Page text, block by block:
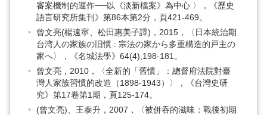
審案機制的運作──以《淡新檔案》為中心 〉，《歷史
語言研究所集刊》第86本第2分，頁421-469。
曾文亮(楊遠寧、松田惠美子譯)，2015，〈日本統治期
台湾人の家族の旧慣 : 宗法の家から多重構造的戸主の
家へ〉，《名城法學》64(4),198-181。
曾文亮，2010，〈全新的「舊慣」：總督府法院對臺
灣人家族習慣的改造（1898-1943）〉，《台灣史研
究》第17卷第1期，頁125-174。
(曾文亮)、王泰升，2007，〈被併吞的滋味：戰後初期